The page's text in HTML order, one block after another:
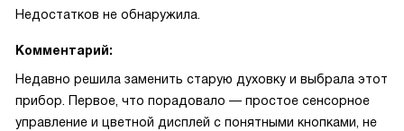
Недостатков не обнаружила.
Комментарий:
Недавно решила заменить старую духовку и выбрала этот
прибор. Первое, что порадовало — простое сенсорное
управление и цветной дисплей с понятными кнопками, не